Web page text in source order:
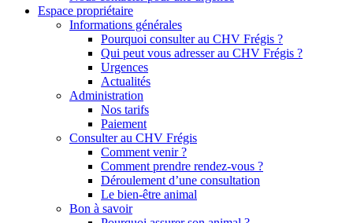
Espace propriétaire
Informations générales
Pourquoi consulter au CHV Frégis ?
Qui peut vous adresser au CHV Frégis ?
Urgences
Actualités
Administration
Nos tarifs
Paiement
Consulter au CHV Frégis
Comment venir ?
Comment prendre rendez-vous ?
Déroulement d’une consultation
Le bien-être animal
Bon à savoir